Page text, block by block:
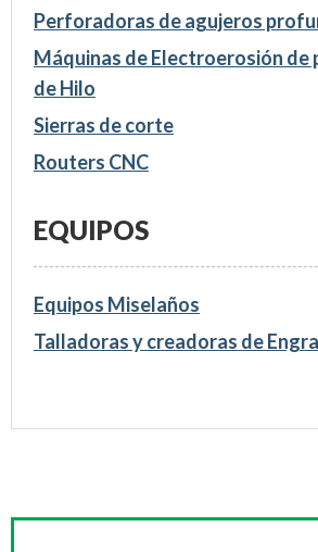
Perforadoras de agujeros
Máquinas de Electroerosión de
de Hilo
Sierras de corte
Routers CNC
EQUIPOS
Equipos Miselaños
Talladoras y creadoras de